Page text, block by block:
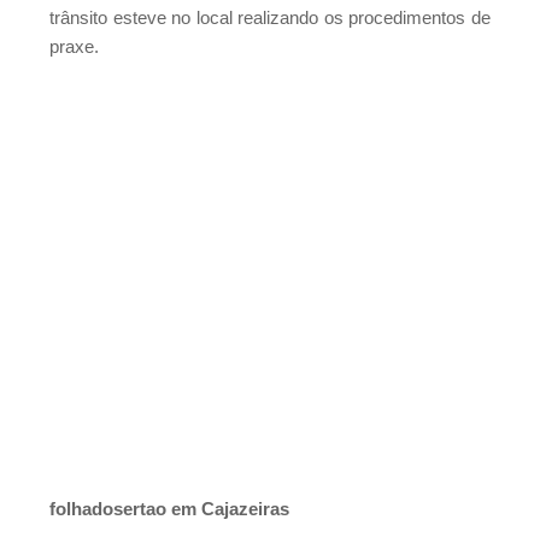
trânsito esteve no local realizando os procedimentos de
praxe.
folhadosertao em Cajazeiras